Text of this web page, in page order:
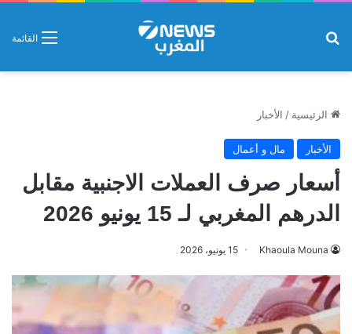
القائمة
الرئيسية / الأخبار
الأخبار مال و أعمال
أسعار صرف العملات الاجنبية مقابل
الدرهم المغربي لـ 15 يونيو 2026
Khaoula Mouna 15 يونيو، 2026